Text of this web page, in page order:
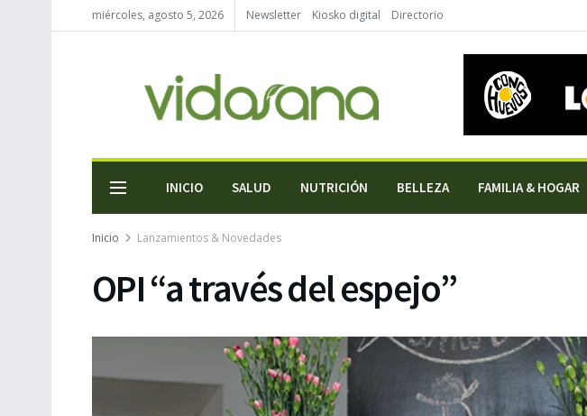
miércoles, agosto 5, 2026 Newsletter Kiosko digital Directorio
INICIO SALUD NUTRICIÓN BELLEZA FAMILIA & HOGAR
Inicio Lanzamientos & Novedades
OPI “a través del espejo”